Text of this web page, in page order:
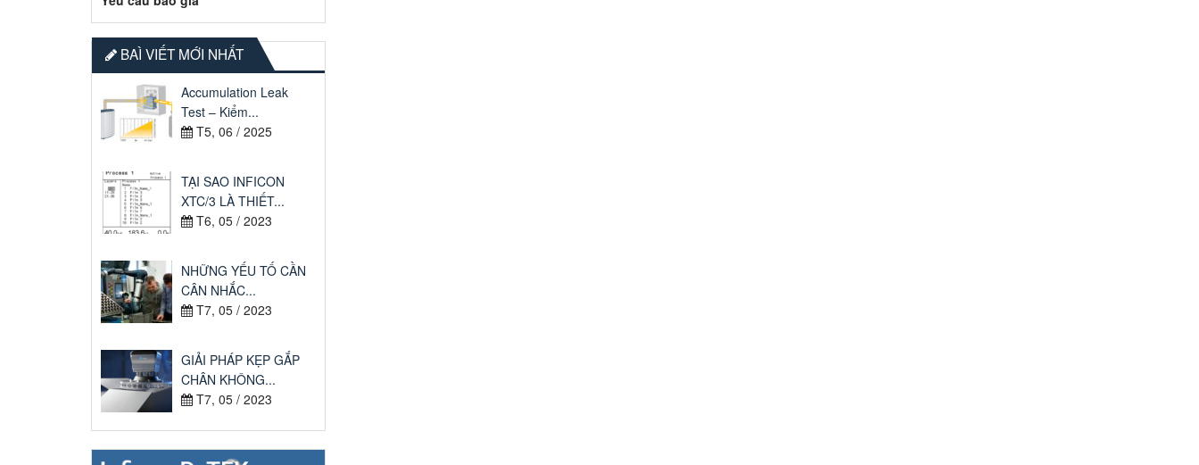
BAÌ VIẾT MỚI NHẤT
Accumulation Leak
Test – Kiểm...
T5, 06 / 2025
TẠI SAO INFICON
XTC/3 LÀ THIẾT...
T6, 05 / 2023
NHỮNG YẾU TỐ CẦN
CÂN NHẮC...
T7, 05 / 2023
GIẢI PHÁP KẸP GẮP
CHÂN KHÔNG...
T7, 05 / 2023